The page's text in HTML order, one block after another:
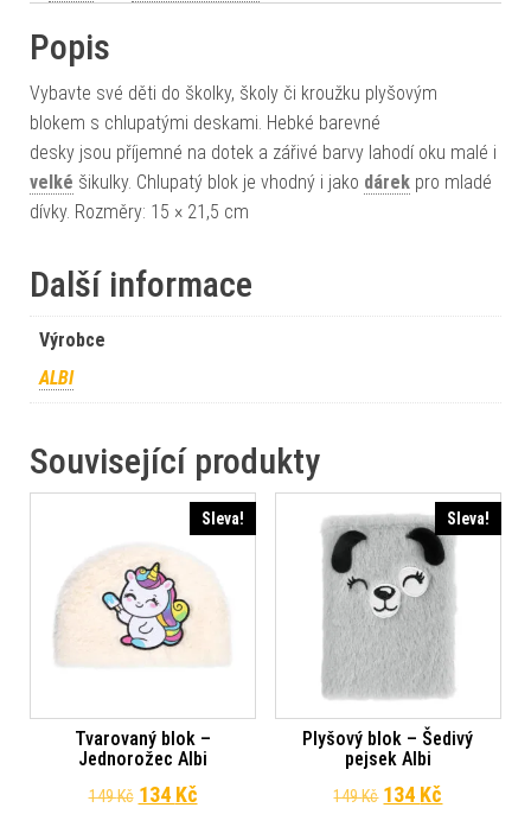
Popis
Vybavte své děti do školky, školy či kroužku plyšovým
blokem s chlupatými deskami. Hebké barevné
desky jsou příjemné na dotek a zářivé barvy lahodí oku malé i
velké šikulky. Chlupatý blok je vhodný i jako dárek pro mladé
dívky. Rozměry: 15 × 21,5 cm
Další informace
Výrobce
ALBI
Související produkty
Sleva!
Tvarovaný blok –
Jednorožec Albi
149Kč Původní cena byla: 149 Kč.
134 KčAktuální cena je: 134 Kč.
Sleva!
Plyšový blok – Šedivý
pejsek Albi
149Kč Původní cena
134 Kč